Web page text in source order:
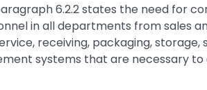
6.2.2 states the need for
in all departments from sales
receiving, packaging,
systems that are necessary